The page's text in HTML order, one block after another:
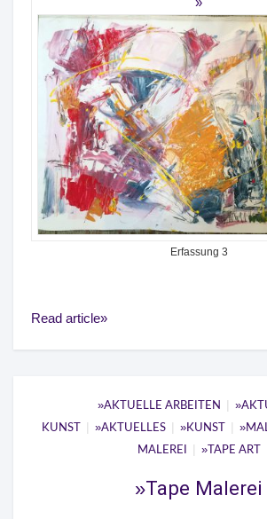
Erfassung 3
Read article
AKTUELLE ARBEITEN |
KUNST
| AKTUELLES | KUNST |
MALEREI
| TAPE ART
Tape Malerei